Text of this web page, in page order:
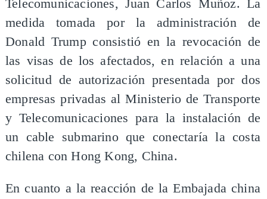
Telecomunicaciones, Juan Carlos Muñoz. La
medida tomada por la administración de
Donald Trump consistió en la revocación de
las visas de los afectados, en relación a una
solicitud de autorización presentada por dos
empresas privadas al Ministerio de Transporte
y Telecomunicaciones para la instalación de
un cable submarino que conectaría la costa
chilena con Hong Kong, China.
En cuanto a la reacción de la Embajada china